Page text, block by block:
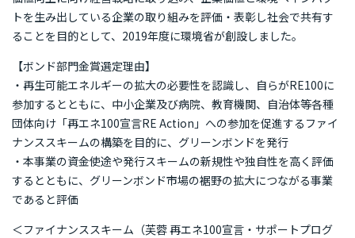
トを生み出している企業の取り組みを評価・表彰し社会で共有す
ることを目的として、2019年度に環境省が創設しました。
【ボンド部門金賞選定理由】
・再生可能エネルギーの拡大の必要性を認識し、自らがRE100に
参加するとともに、中小企業及び病院、教育機関、自治体等各種
団体向け「再エネ100宣言RE Action」への参加を促進するファイ
ナンススキームの構築を目的に、グリーンボンドを発行
・本事業の資金使途や発行スキームの新規性や独自性を高く評価
するとともに、グリーンボンド市場の裾野の拡大につながる事業
であると評価
＜ファイナンススキーム（芙蓉 再エネ100宣言・サポートプログ